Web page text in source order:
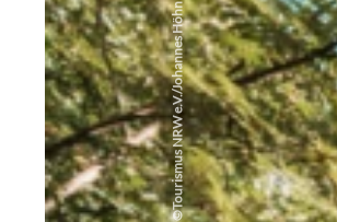
©
Tourismus NRW e.V./Johannes Höhn